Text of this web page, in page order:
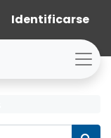
Identificarse